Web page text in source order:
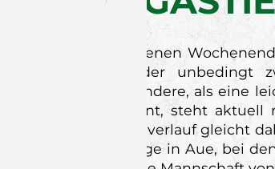
Kampf, am vergangenen
Halle wieder unbedingt
das aber alles andere, als eine
Württemberg nennt, steht
Der bisherige Saisonverlauf gleicht
folgten Siege in Aue, bei